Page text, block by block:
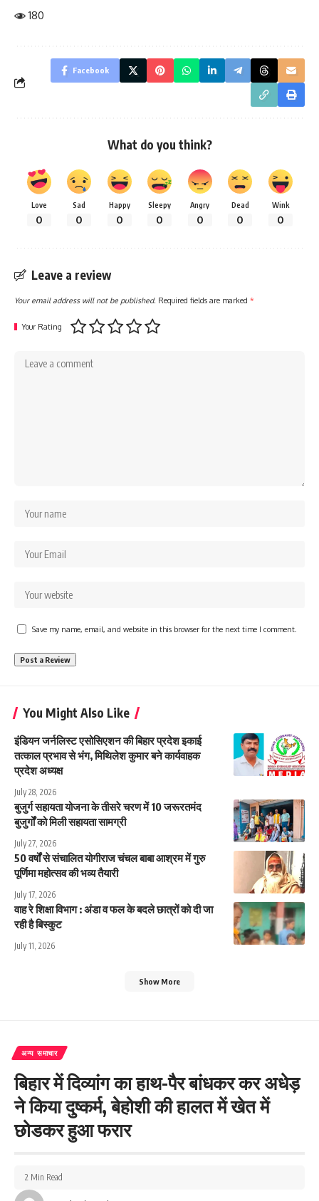
180
Facebook
What do you think?
Love
0
Sad
0
Happy
0
Sleepy
0
Angry
0
Dead
0
Wink
0
Leave a review
Your email address will not be published. Required fields are marked *
Your Rating
Save my name, email, and website in this browser for the next time I comment.
You Might Also Like
इंडियन जर्नलिस्ट एसोसिएशन की बिहार प्रदेश इकाई
तत्काल प्रभाव से भंग, मिथिलेश कुमार बने कार्यवाहक
प्रदेश अध्यक्ष
July 28, 2026
बुजुर्ग सहायता योजना के तीसरे चरण में 10 जरूरतमंद
बुजुर्गों को मिली सहायता सामग्री
July 27, 2026
50 वर्षों से संचालित योगीराज चंचल बाबा आश्रम में गुरु
पूर्णिमा महोत्सव की भव्य तैयारी
July 17, 2026
वाह रे शिक्षा विभाग : अंडा व फल के बदले छात्रों को दी जा
रही है बिस्कुट
July 11, 2026
Show More
अन्य समाचार
बिहार में दिव्यांग का हाथ-पैर बांधकर कर अधेड़
ने किया दुष्कर्म, बेहोशी की हालत में खेत में
छोडकर हुआ फरार
2 Min Read